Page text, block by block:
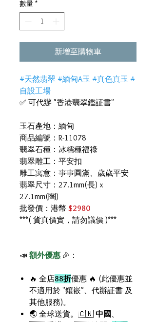
數量 *
新增至購物車
#天然翡翠 #緬甸A玉 #真色真玉 #
自設工場
✅ 可代辦 "香港翡翠鑑証書"
玉石產地：緬甸
商品編號：R-11078
翡翠石種：冰糯種福祿
翡翠雕工：平安扣
雕工寓意：事事圓滿、歲歲平安
翡翠尺寸：27.1mm(長) x
27.1mm(闊)
批發價：港幣 $2980
***( 貨真價實，請勿議價 )***
📣 額外優惠 🎉：
🔥 全店88折優惠 🔥 (此優惠並
不適用於 "鑲嵌"、代辦証書 及
其他服務)。
🌏 全球送貨。🇨🇳 中國 、